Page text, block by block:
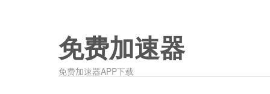
免费加速器
免费加速器APP下载